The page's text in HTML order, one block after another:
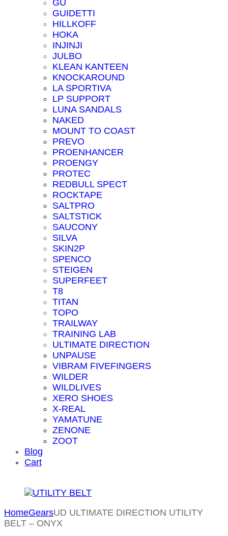
GU
GUIDETTI
HILLKOFF
HOKA
INJINJI
JULBO
KLEAN KANTEEN
KNOCKAROUND
LA SPORTIVA
LP SUPPORT
LUNA SANDALS
NAKED
MOUNT TO COAST
PREVO
PROENHANCER
PROENGY
PROTEC
REDBULL SPECT
ROCKTAPE
SALTPRO
SALTSTICK
SAUCONY
SILVA
SKIN2P
SPENCO
STEIGEN
SUPERFEET
T8
TITAN
TOPO
TRAILWAY
TRAINING LAB
ULTIMATE DIRECTION
UNPAUSE
VIBRAM FIVEFINGERS
WILDER
WILDLIVES
XERO SHOES
X-REAL
YAMATUNE
ZENONE
ZOOT
Blog
Cart
HomeGearsUD ULTIMATE DIRECTION UTILITY
BELT – ONYX